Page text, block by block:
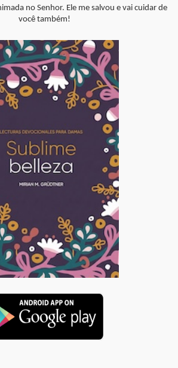
no Senhor. Ele me salvou e vai cuidar de
você também!